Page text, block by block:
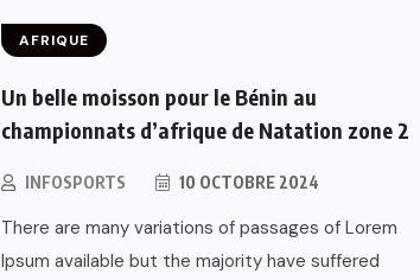
AFRIQUE
Un belle moisson pour le Bénin au
championnats d’afrique de Natation zone 2
INFOSPORTS 10 OCTOBRE 2024
There are many variations of passages of Lorem
Ipsum available but the majority have suffered